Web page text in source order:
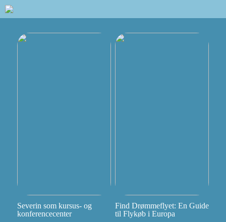
Severin som kursus- og
konferencecenter
Find Drømmeflyet: En Guide
til Flykøb i Europa